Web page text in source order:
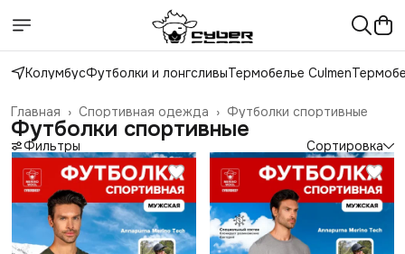
КолумбусФутболки и лонгсливыТермобелье Culmen
Футболки спортивные
Спортивная одежда ›
Главная ›
Футболки спортивные
Фильтры Сортировка